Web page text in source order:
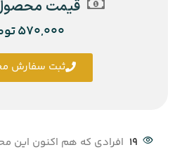
19 افرادی که هم اکنون این
قیمت
570,000
ثبت سفارش